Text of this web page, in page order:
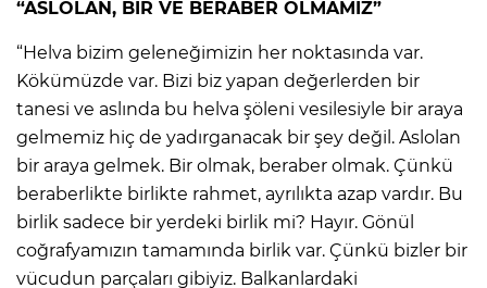
“ASLOLAN, BİR VE BERABER OLMAMIZ”
“Helva bizim geleneğimizin her noktasında var.
Kökümüzde var. Bizi biz yapan değerlerden bir
tanesi ve aslında bu helva şöleni vesilesiyle bir araya
gelmemiz hiç de yadırganacak bir şey değil. Aslolan
bir araya gelmek. Bir olmak, beraber olmak. Çünkü
beraberlikte birlikte rahmet, ayrılıkta azap vardır. Bu
birlik sadece bir yerdeki birlik mi? Hayır. Gönül
coğrafyamızın tamamında birlik var. Çünkü bizler bir
vücudun parçaları gibiyiz. Balkanlardaki